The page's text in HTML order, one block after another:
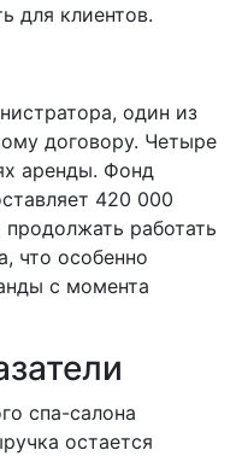
для клиентов.
один из
договору. Четыре
аренды. Фонд
420 000
работать
что особенно
с момента
спа-салона
остается